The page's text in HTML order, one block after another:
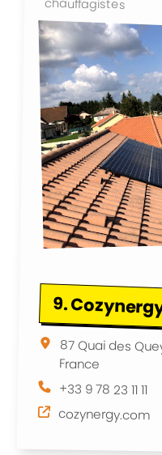
chauffagistes
9.
87 Quai des
France
+33 9 78 23 11 11
cozynergy.com